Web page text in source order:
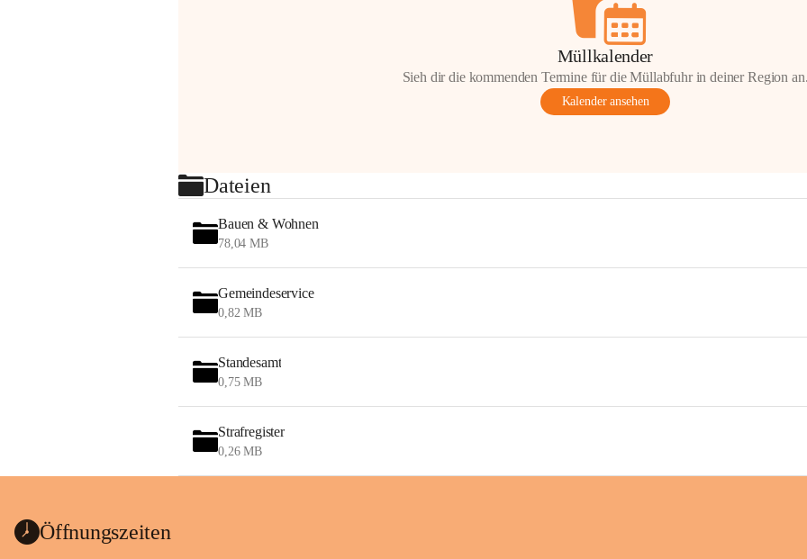
Müllkalender
Sieh dir die kommenden Termine für die Müllabfuhr in deiner Region
Kalender ansehen
Dateien
Bauen & Wohnen
78,04 MB
Gemeindeservice
0,82 MB
Standesamt
0,75 MB
Strafregister
0,26 MB
Öffnungszeiten